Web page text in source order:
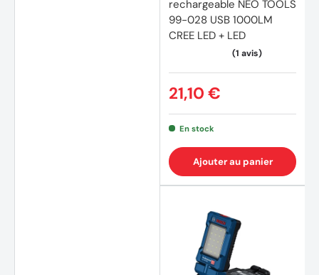
rechargeable NEO TOOLS
99-028 USB 1000LM
CREE LED + LED
21,10 €
En stock
Ajouter au panier